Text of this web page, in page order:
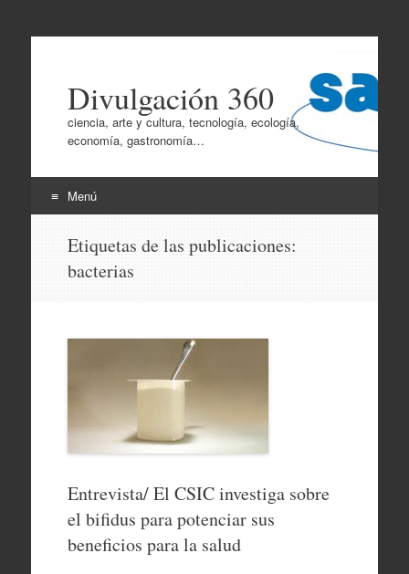
Divulgación 360
ciencia, arte y cultura, tecnología, ecología,
economía, gastronomía…
Menú
contenido
Etiquetas de las publicaciones:
bacterias
Entrevista/ El CSIC investiga sobre
el bifidus para potenciar sus
beneficios para la salud